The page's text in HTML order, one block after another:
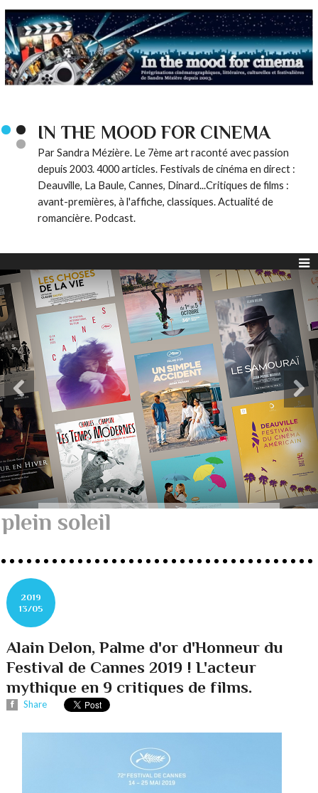
IN THE MOOD FOR CINEMA
Par Sandra Mézière. Le 7ème art raconté avec passion
depuis 2003. 4000 articles. Festivals de cinéma en direct :
Deauville, La Baule, Cannes, Dinard...Critiques de films :
avant-premières, à l'affiche, classiques. Actualité de
romancière. Podcast.
plein soleil
2019
13/05
Alain Delon, Palme d'or d'Honneur du
Festival de Cannes 2019 ! L'acteur
mythique en 9 critiques de films.
Share